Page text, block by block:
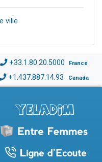
ville
+33.1.80.20.5000 France
+1.437.887.14.93 Canada